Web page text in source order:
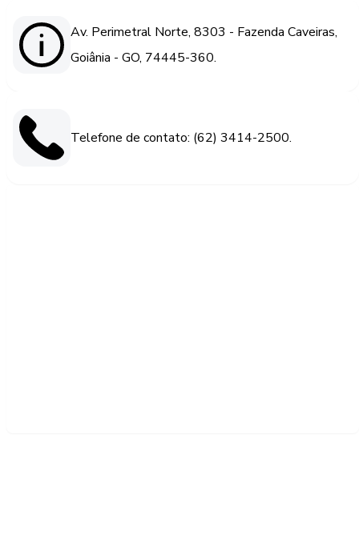
Av. Perimetral Norte, 8303 - Fazenda Caveiras,
Goiânia - GO, 74445-360.
Telefone de contato: (62) 3414-2500.